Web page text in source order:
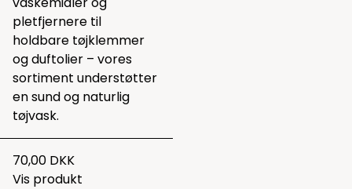
pletfjernere til
holdbare tøjklemmer
og duftolier – vores
sortiment understøtter
en sund og naturlig
tøjvask.
70,00 DKK
Vis produkt